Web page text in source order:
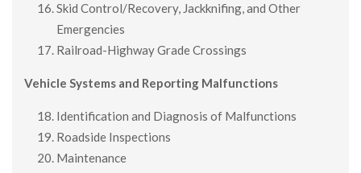
Skid Control/Recovery, Jackknifing, and Other
Emergencies
Railroad-Highway Grade Crossings
Vehicle Systems and Reporting Malfunctions
Identification and Diagnosis of Malfunctions
Roadside Inspections
Maintenance